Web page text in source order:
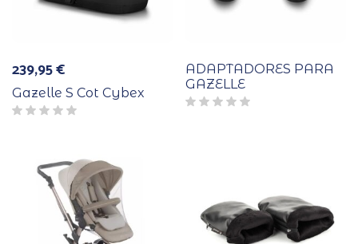
239,95€
Gazelle S Cot Cybex
ADAPTADORES PARA
GAZELLE